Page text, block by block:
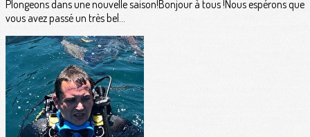
Plongeons dans une nouvelle saison!Bonjour à tous !Nous espérons que
vous avez passé un très bel...